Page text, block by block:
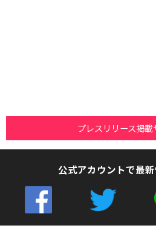
プレスリリース掲載
公式アカウントで最新